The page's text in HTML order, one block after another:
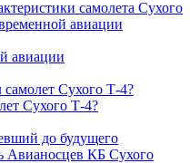
самолета Сухого
авиации
авиации
Сухого Т-4?
Сухого Т-4?
до будущего
Авианосцев КБ Сухого